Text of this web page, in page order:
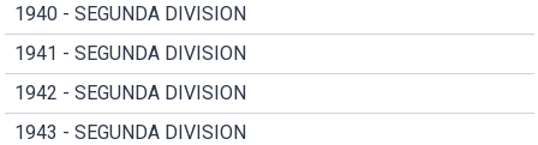
1940 - SEGUNDA DIVISION
1941 - SEGUNDA DIVISION
1942 - SEGUNDA DIVISION
1943 - SEGUNDA DIVISION